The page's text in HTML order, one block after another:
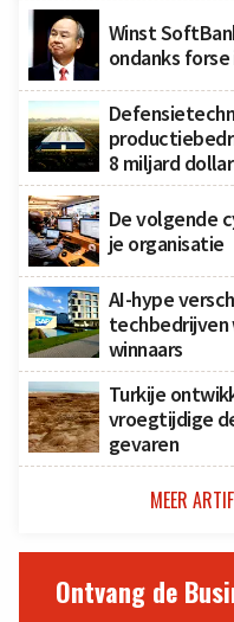
Winst
ondanks
8 miljard dollar
De volgende
je organisatie
AI-hype
techbedrijven
winnaars
Turkije
vroegtijdige
gevaren
MEER
Ontvang de